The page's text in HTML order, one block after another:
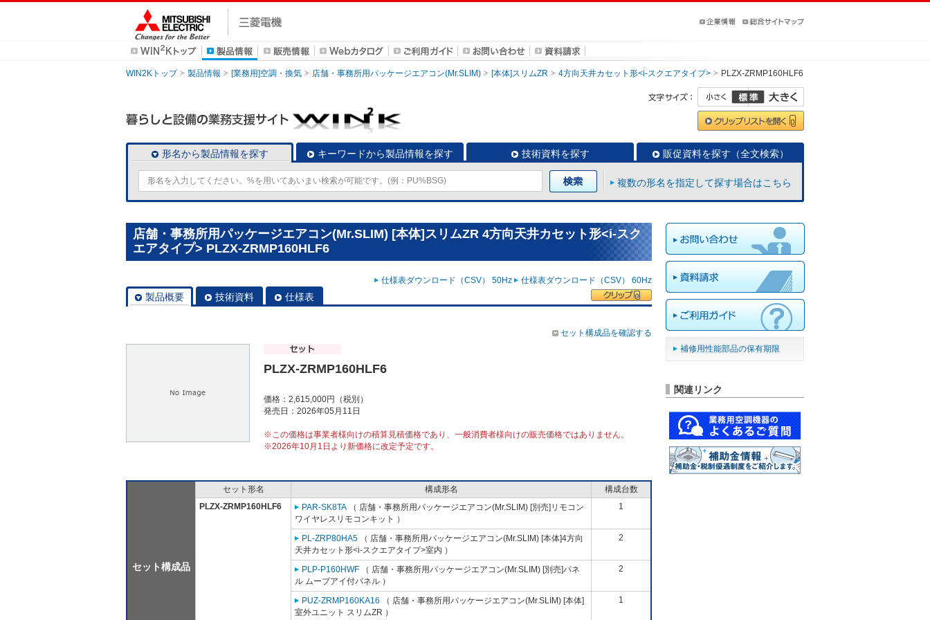
WIN2Kトップ 製品情報 [業務用]空調・換気 店舗・事務所用パッケージエアコン(Mr.SLIM) [本体]スリムZR 4方向天井カセット形<i-スクエアタイプ> PLZX-ZRMP160HLF6
形名から製品情報を探す キーワードから製品情報を探す 技術資料を探す 販促資料を探す（全文検索）
複数の形名を指定して探す場合はこちら
店舗・事務所用パッケージエアコン(Mr.SLIM) [本体]スリムZR 4方向天井カセット形<i-スク
エアタイプ> PLZX-ZRMP160HLF6
仕様表ダウンロード（CSV） 50Hz 仕様表ダウンロード（CSV） 60Hz
製品概要 技術資料 仕様表
セット構成品を確認する
PLZX-ZRMP160HLF6
価格：2,615,000円（税別）
発売日：2026年05月11日
※この価格は事業者様向けの積算見積価格であり、一般消費者様向けの販売価格ではありません。
※2026年10月1日より新価格に改定予定です。
セット構成品
セット形名 構成形名
構成台数
PLZX-ZRMP160HLF6
PAR-SK8TA （ 店舗・事務所用パッケージエアコン(Mr.SLIM) [別売]リモコン
ワイヤレスリモコンキット ）
1
PL-ZRP80HA5 （ 店舗・事務所用パッケージエアコン(Mr.SLIM) [本体]4方向
天井カセット形<i-スクエアタイプ>室内 ）
2
PLP-P160HWF （ 店舗・事務所用パッケージエアコン(Mr.SLIM) [別売]パネ
ル ムーブアイ付パネル ）
2
PUZ-ZRMP160KA16 （ 店舗・事務所用パッケージエアコン(Mr.SLIM) [本体]
室外ユニット スリムZR ）
1
補修用性能部品の保有期限
関連リンク